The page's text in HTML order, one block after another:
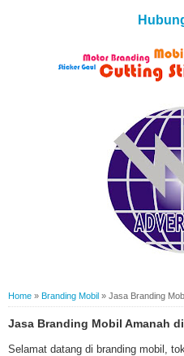
Home » Branding Mobil » Jasa Branding
Jasa Branding Mobil Amanah
Selamat datang di branding mobil,